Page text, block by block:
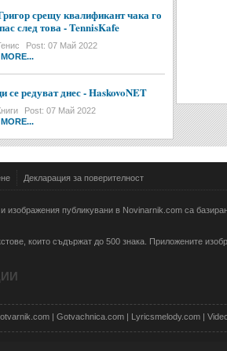
срещу квалификант чака го
след това - TennisKafe
Post: 07 Май 2022
се редуват днес - HaskovoNET
Post: 07 Май 2022
Декларация за поверителност
изображения публикувани в Novinarnik.com са
които съдържат до 500 знака. Приложените
| Gotvachnica.com | Lyricsmelody.com |